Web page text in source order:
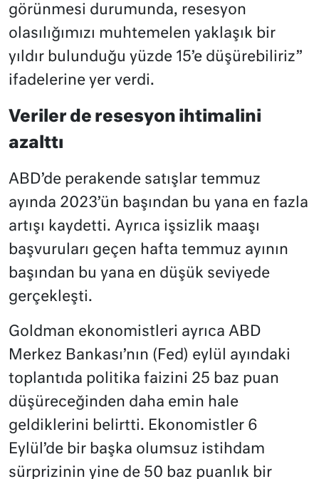
görünmesi durumunda, resesyon
olasılığımızı muhtemelen yaklaşık bir
yıldır bulunduğu yüzde 15’e düşürebiliriz”
ifadelerine yer verdi.
Veriler de resesyon ihtimalini
azalttı
ABD’de perakende satışlar temmuz
ayında 2023’ün başından bu yana en fazla
artışı kaydetti. Ayrıca işsizlik maaşı
başvuruları geçen hafta temmuz ayının
başından bu yana en düşük seviyede
gerçekleşti.
Goldman ekonomistleri ayrıca ABD
Merkez Bankası’nın (Fed) eylül ayındaki
toplantıda politika faizini 25 baz puan
düşüreceğinden daha emin hale
geldiklerini belirtti. Ekonomistler 6
Eylül’de bir başka olumsuz istihdam
sürprizinin yine de 50 baz puanlık bir